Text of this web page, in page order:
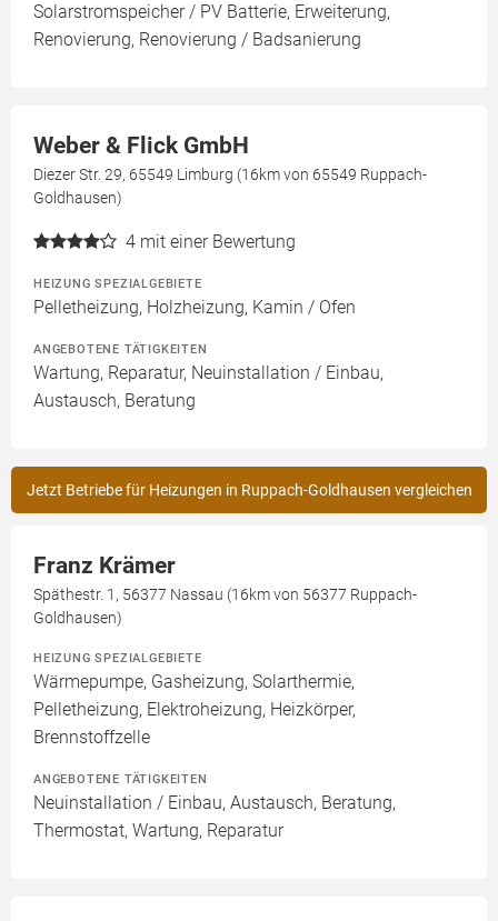
Solarstromspeicher / PV Batterie, Erweiterung,
Renovierung, Renovierung / Badsanierung
Weber & Flick GmbH
Diezer Str. 29, 65549 Limburg (16km von 65549 Ruppach-
Goldhausen)
4 mit einer Bewertung
HEIZUNG SPEZIALGEBIETE
Pelletheizung, Holzheizung, Kamin / Ofen
ANGEBOTENE TÄTIGKEITEN
Wartung, Reparatur, Neuinstallation / Einbau,
Austausch, Beratung
Jetzt Betriebe für Heizungen in Ruppach-Goldhausen vergleichen
Franz Krämer
Späthestr. 1, 56377 Nassau (16km von 56377 Ruppach-
Goldhausen)
HEIZUNG SPEZIALGEBIETE
Wärmepumpe, Gasheizung, Solarthermie,
Pelletheizung, Elektroheizung, Heizkörper,
Brennstoffzelle
ANGEBOTENE TÄTIGKEITEN
Neuinstallation / Einbau, Austausch, Beratung,
Thermostat, Wartung, Reparatur